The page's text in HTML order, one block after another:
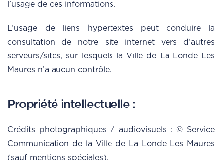
l’usage de ces informations.
L’usage de liens hypertextes peut conduire la
consultation de notre site internet vers d’autres
serveurs/sites, sur lesquels la Ville de La Londe Les
Maures n’a aucun contrôle.
Propriété intellectuelle :
Crédits photographiques / audiovisuels : © Service
Communication de la Ville de La Londe Les Maures
(sauf mentions spéciales).